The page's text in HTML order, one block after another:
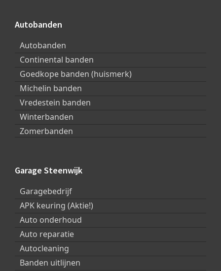
Autobanden
Autobanden
Continental banden
Goedkope banden (huismerk)
Michelin banden
Vredestein banden
Winterbanden
Zomerbanden
Garage Steenwijk
Garagebedrijf
APK keuring (Aktie!)
Auto onderhoud
Auto reparatie
Autocleaning
Banden uitlijnen